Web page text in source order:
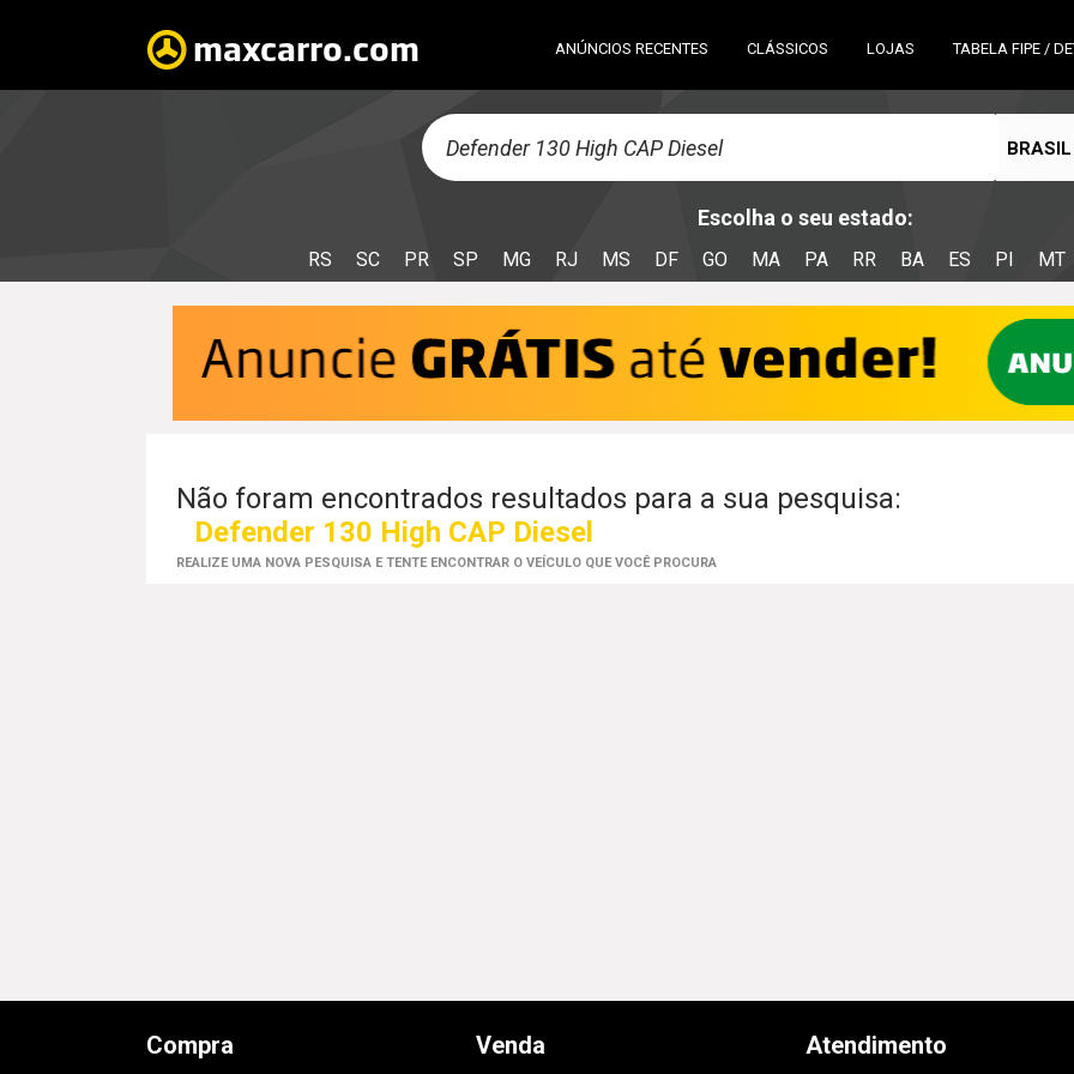
ANÚNCIOS RECENTES CLÁSSICOS LOJAS TABELA FIPE /
BRASIL
Escolha o seu estado:
RS SC PR SP MG RJ MS DF GO MA PA RR BA ES PI MT
Não foram encontrados resultados para a sua pesquisa:
Defender 130 High CAP Diesel
REALIZE UMA NOVA PESQUISA E TENTE ENCONTRAR O VEÍCULO QUE VOCÊ PROCURA
Compra Venda Atendimento